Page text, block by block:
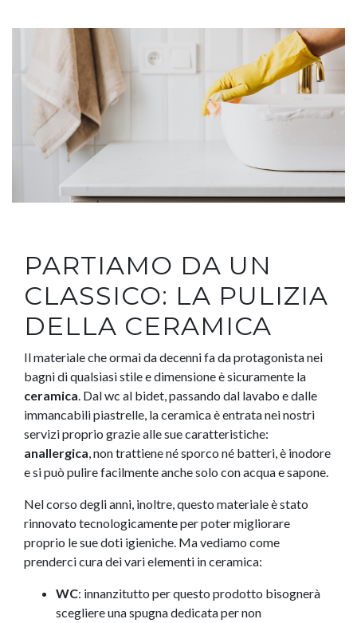
PARTIAMO DA UN
CLASSICO: LA PULIZIA
DELLA CERAMICA
Il materiale che ormai da decenni fa da protagonista nei
bagni di qualsiasi stile e dimensione è sicuramente la
ceramica. Dal wc al bidet, passando dal lavabo e dalle
immancabili piastrelle, la ceramica è entrata nei nostri
servizi proprio grazie alle sue caratteristiche:
anallergica, non trattiene né sporco né batteri, è inodore
e si può pulire facilmente anche solo con acqua e sapone.
Nel corso degli anni, inoltre, questo materiale è stato
rinnovato tecnologicamente per poter migliorare
proprio le sue doti igieniche. Ma vediamo come
prenderci cura dei vari elementi in ceramica:
WC: innanzitutto per questo prodotto bisognerà
scegliere una spugna dedicata per non